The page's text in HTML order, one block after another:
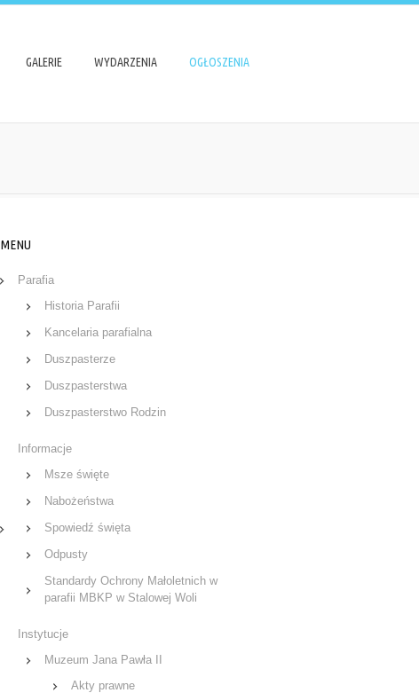
GALERIE WYDARZENIA OGŁOSZENIA
MENU
Parafia
Historia Parafii
Kancelaria parafialna
Duszpasterze
Duszpasterstwa
Duszpasterstwo Rodzin
Informacje
Msze święte
Nabożeństwa
Spowiedź święta
Odpusty
Standardy Ochrony Małoletnich w
parafii MBKP w Stalowej Woli
Instytucje
Muzeum Jana Pawła II
Akty prawne